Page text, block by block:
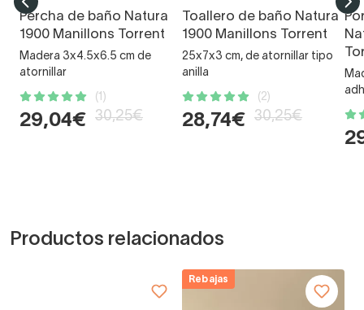
Percha de baño Natura
1900 Manillons Torrent
Madera 3x4.5x6.5 cm de
atornillar
(1)
29,04€ 30,25€
Toallero de baño Natura
1900 Manillons Torrent
25x7x3 cm, de atornillar tipo
anilla
(2)
28,74€ 30,25€
Productos relacionados
Rebajas